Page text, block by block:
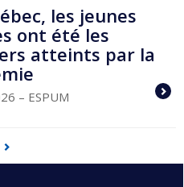
les jeunes
ont été les
atteints par la
– ESPUM